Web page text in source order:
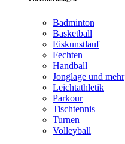
Badminton
Basketball
Eiskunstlauf
Fechten
Handball
Jonglage und mehr
Leichtathletik
Parkour
Tischtennis
Turnen
Volleyball